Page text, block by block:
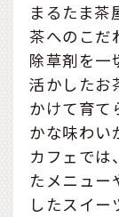
まるたま茶
茶へのこだ
除草剤を一
活かしたお
かけて育て
かな味わい
カフェでは
たメニュー
したスイー